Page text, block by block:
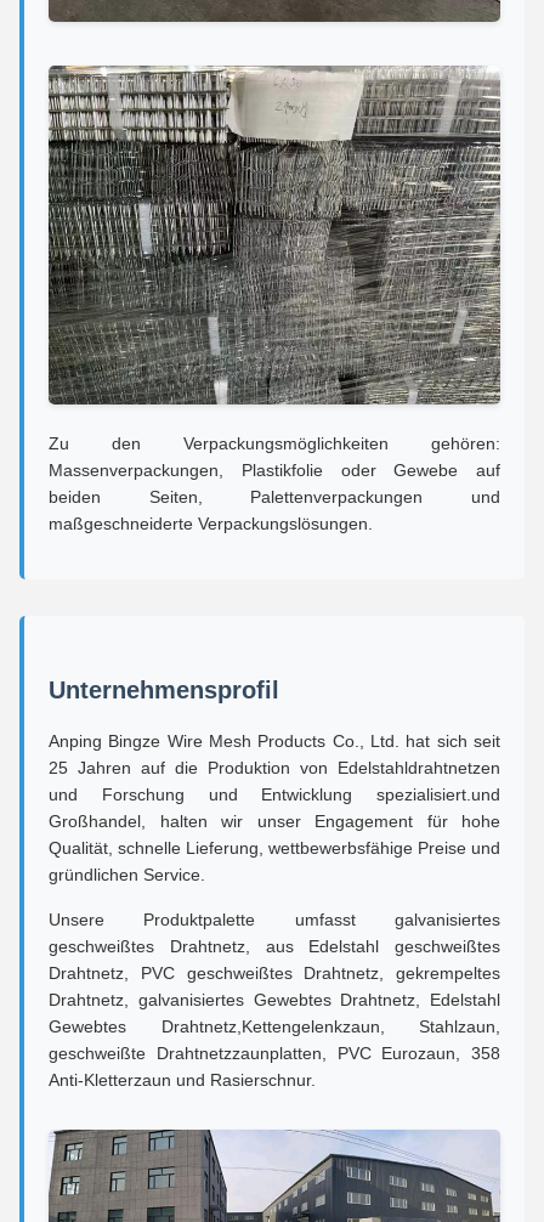
Zu den Verpackungsmöglichkeiten gehören:
Massenverpackungen, Plastikfolie oder Gewebe auf
beiden Seiten, Palettenverpackungen und
maßgeschneiderte Verpackungslösungen.
Unternehmensprofil
Anping Bingze Wire Mesh Products Co., Ltd. hat sich seit
25 Jahren auf die Produktion von Edelstahldrahtnetzen
und Forschung und Entwicklung spezialisiert.und
Großhandel, halten wir unser Engagement für hohe
Qualität, schnelle Lieferung, wettbewerbsfähige Preise und
gründlichen Service.
Unsere Produktpalette umfasst galvanisiertes
geschweißtes Drahtnetz, aus Edelstahl geschweißtes
Drahtnetz, PVC geschweißtes Drahtnetz, gekrempeltes
Drahtnetz, galvanisiertes Gewebtes Drahtnetz, Edelstahl
Gewebtes Drahtnetz,Kettengelenkzaun, Stahlzaun,
geschweißte Drahtnetzzaunplatten, PVC Eurozaun, 358
Anti-Kletterzaun und Rasierschnur.